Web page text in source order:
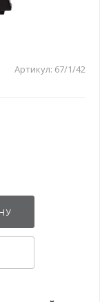
Артикул: 67/1/42